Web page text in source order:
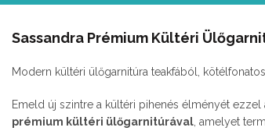
Sassandra Prémium Kültéri
Modern kültéri ülőgarnitúra teakfából,
Emeld új szintre a kültéri pihenés élményét ezzel
prémium kültéri ülőgarnitúrával , amelyet